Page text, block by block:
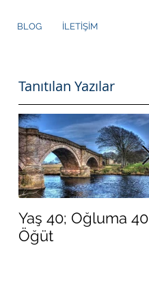
BLOG İLETİŞİM
Tanıtılan Yazılar
Yaş 40; Oğluma 40
Öğüt